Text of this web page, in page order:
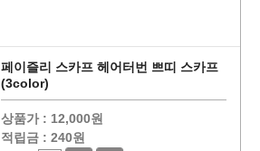
페이즐리 스카프 헤어터번 쁘띠 스카프
(3color)
상품가 : 12,000원
적립금 : 240원